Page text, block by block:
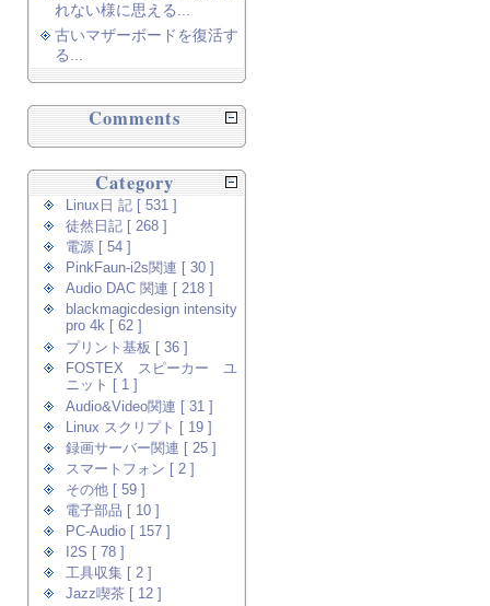
れない様に思える...
古いマザーボードを復活す
る...
Comments
Category
Linux日 記 [ 531 ]
徒然日記 [ 268 ]
電源 [ 54 ]
PinkFaun-i2s関連 [ 30 ]
Audio DAC 関連 [ 218 ]
blackmagicdesign intensity
pro 4k [ 62 ]
プリント基板 [ 36 ]
FOSTEX スピーカー ユ
ニット [ 1 ]
Audio&Video関連 [ 31 ]
Linux スクリプト [ 19 ]
録画サーバー関連 [ 25 ]
スマートフォン [ 2 ]
その他 [ 59 ]
電子部品 [ 10 ]
PC-Audio [ 157 ]
I2S [ 78 ]
工具収集 [ 2 ]
Jazz喫茶 [ 12 ]